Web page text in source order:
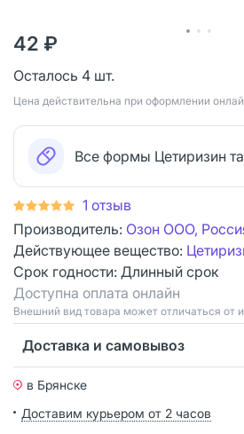
42 ₽
Осталось 4 шт.
Цена действительна при оформлении
Все формы Цетиризин
1 отзыв
Производитель: Озон ООО,
Действующее вещество:
Срок годности: Длинный срок
Доступна оплата онлайн
Bнешний вид товара может отличаться от
Доставка и самовывоз
в Брянске
Доставим курьером от 2 часов